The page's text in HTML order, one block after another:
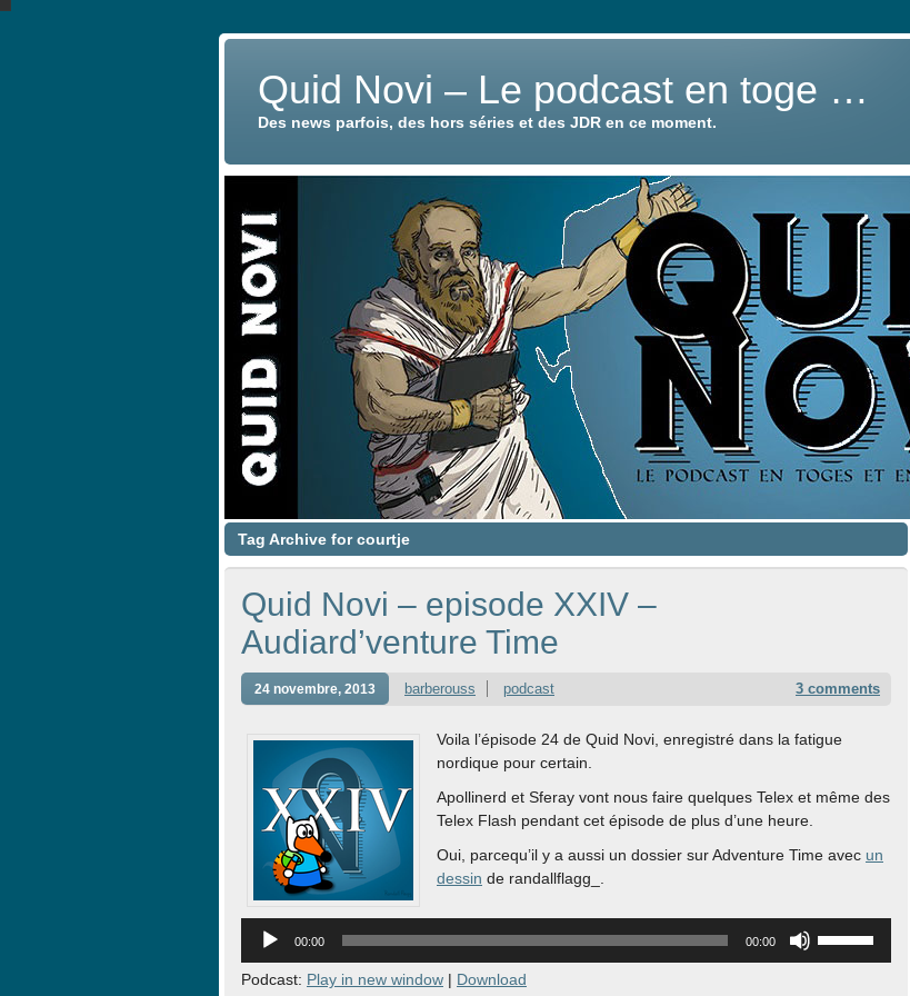
Quid Novi – Le podcast en toge …
Des news parfois, des hors séries et des JDR en ce moment.
Tag Archive for courtje
Quid Novi – episode XXIV –
Audiard’venture Time
24 novembre, 2013 barberouss podcast 3 comments
Voila l’épisode 24 de Quid Novi, enregistré dans la fatigue
nordique pour certain.
Apollinerd et Sferay vont nous faire quelques Telex et même des
Telex Flash pendant cet épisode de plus d’une heure.
Oui, parcequ’il y a aussi un dossier sur Adventure Time avec un
dessin de randallflagg_.
audio
00:00 00:00
Podcast: Play in new window | Download